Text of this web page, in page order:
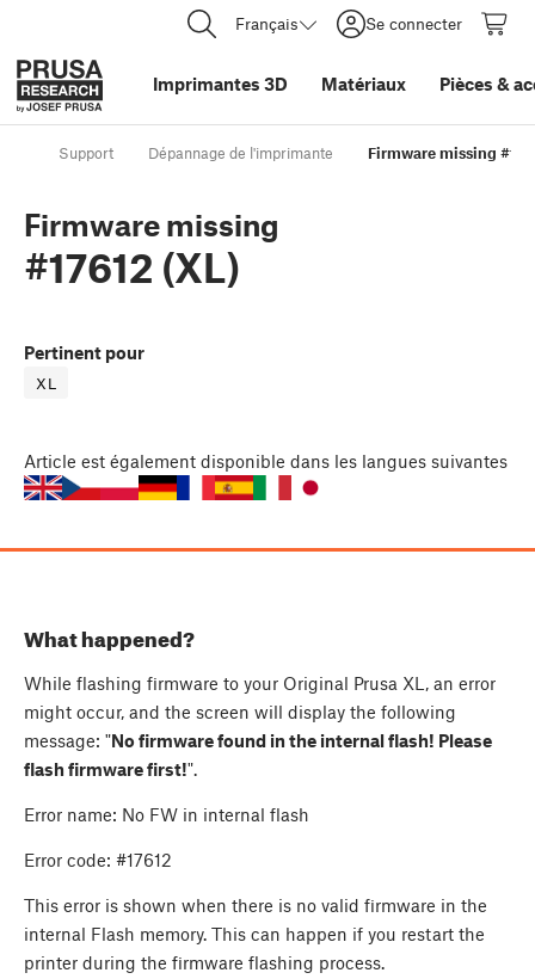
Français Se connecter
Imprimantes 3D Matériaux Pièces &
Support Dépannage de l'imprimante Firmware missing
Firmware missing
#17612 (XL)
Pertinent pour
XL
Article est également disponible dans les langues suivantes
What happened?
While flashing firmware to your Original Prusa XL, an error
might occur, and the screen will display the following
message: "No firmware found in the internal flash! Please
flash firmware first!".
Error name: No FW in internal flash
Error code: #17612
This error is shown when there is no valid firmware in the
internal Flash memory. This can happen if you restart the
printer during the firmware flashing process.